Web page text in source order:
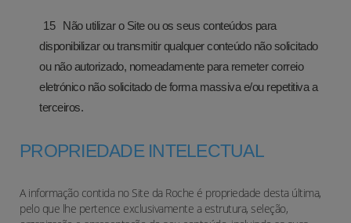
Não utilizar o Site ou os seus conteúdos para
disponibilizar ou transmitir qualquer conteúdo não solicitado
ou não autorizado, nomeadamente para remeter correio
eletrónico não solicitado de forma massiva e/ou repetitiva a
terceiros.
PROPRIEDADE INTELECTUAL
A informação contida no Site da Roche é propriedade desta última,
pelo que lhe pertence exclusivamente a estrutura, seleção,